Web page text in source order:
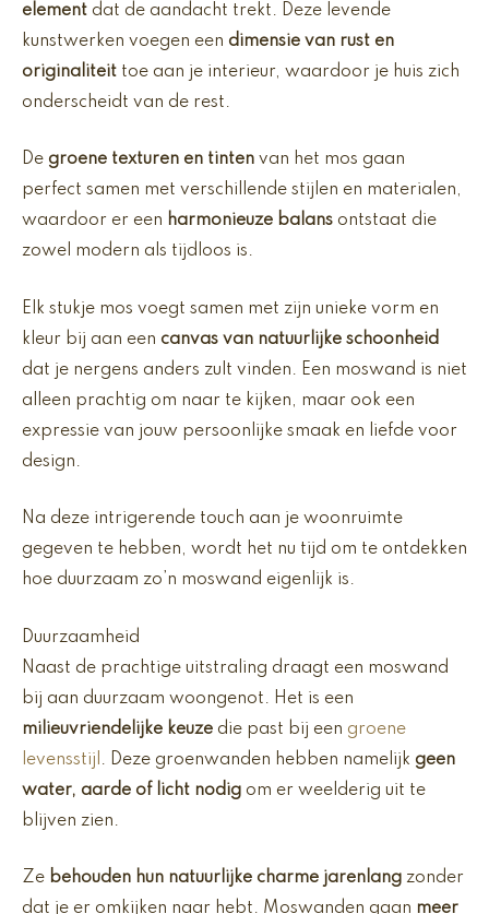
element dat de aandacht trekt. Deze levende
kunstwerken voegen een dimensie van rust en
originaliteit toe aan je interieur, waardoor je huis zich
onderscheidt van de rest.
De groene texturen en tinten van het mos gaan
perfect samen met verschillende stijlen en materialen,
waardoor er een harmonieuze balans ontstaat die
zowel modern als tijdloos is.
Elk stukje mos voegt samen met zijn unieke vorm en
kleur bij aan een canvas van natuurlijke schoonheid
dat je nergens anders zult vinden. Een moswand is niet
alleen prachtig om naar te kijken, maar ook een
expressie van jouw persoonlijke smaak en liefde voor
design.
Na deze intrigerende touch aan je woonruimte
gegeven te hebben, wordt het nu tijd om te ontdekken
hoe duurzaam zo’n moswand eigenlijk is.
Duurzaamheid
Naast de prachtige uitstraling draagt een moswand
bij aan duurzaam woongenot. Het is een
milieuvriendelijke keuze die past bij een groene
levensstijl . Deze groenwanden hebben namelijk geen
water, aarde of licht nodig om er weelderig uit te
blijven zien.
Ze behouden hun natuurlijke charme jarenlang zonder
dat je er omkijken naar hebt. Moswanden gaan meer